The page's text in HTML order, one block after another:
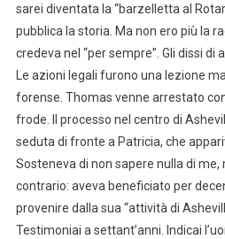
sarei diventata la “barzelletta al
pubblica la storia. Ma non ero più la
credeva nel “per sempre”. Gli dissi di
Le azioni legali furono una lezione
forense. Thomas venne arrestato
frode. Il processo nel centro di
seduta di fronte a Patricia, che
Sosteneva di non sapere nulla di me,
contrario: aveva beneficiato per
provenire dalla sua “attività di
Testimoniai a settant’anni. Indicai